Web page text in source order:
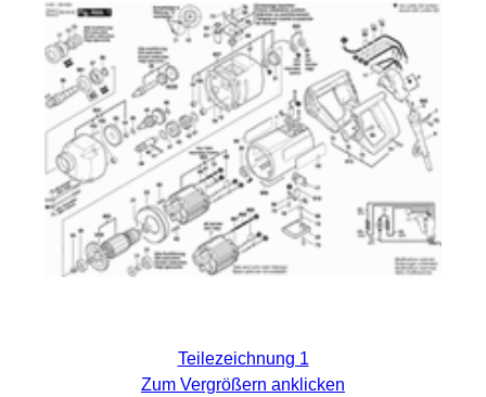
Teilezeichnung 1
Zum Vergrößern anklicken